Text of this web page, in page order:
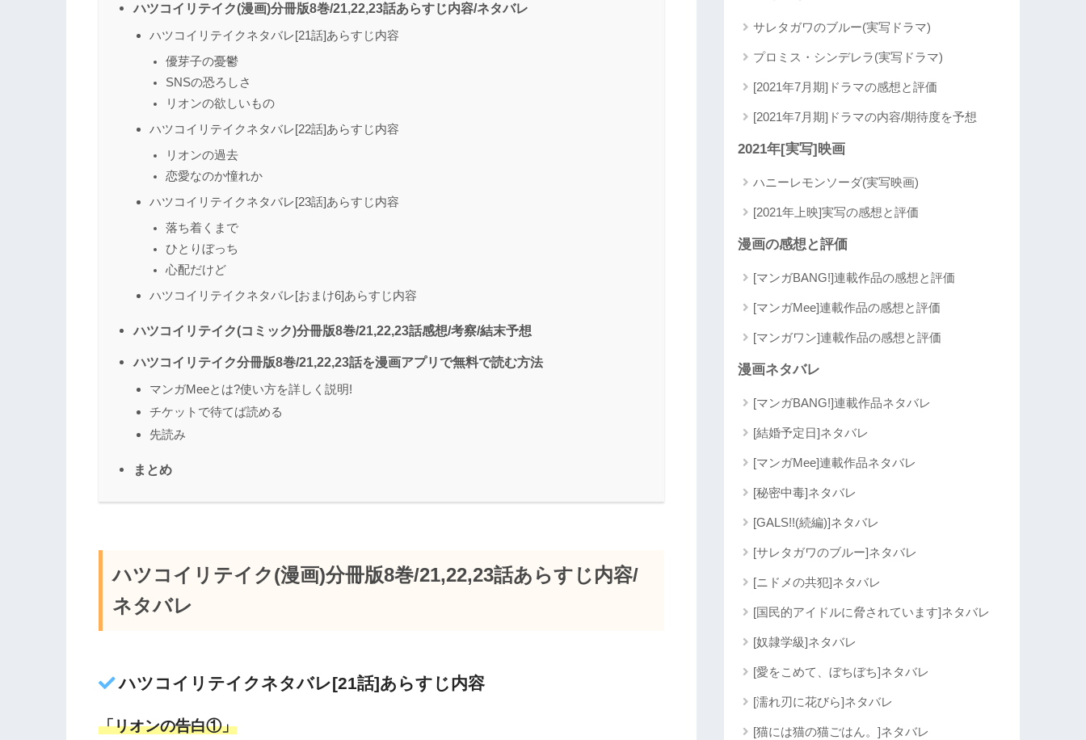
ハツコイリテイク(漫画)分冊版8巻/21,22,23話あらすじ内容/ネタバレ
ハツコイリテイクネタバレ[21話]あらすじ内容
優芽子の憂鬱
SNSの恐ろしさ
リオンの欲しいもの
ハツコイリテイクネタバレ[22話]あらすじ内容
リオンの過去
恋愛なのか憧れか
ハツコイリテイクネタバレ[23話]あらすじ内容
落ち着くまで
ひとりぼっち
心配だけど
ハツコイリテイクネタバレ[おまけ6]あらすじ内容
ハツコイリテイク(コミック)分冊版8巻/21,22,23話感想/考察/結末予想
ハツコイリテイク分冊版8巻/21,22,23話を漫画アプリで無料で読む方法
マンガMeeとは?使い方を詳しく説明!
チケットで待てば読める
先読み
まとめ
ハツコイリテイク(漫画)分冊版8巻/21,22,23話あらすじ内容/
ネタバレ
ハツコイリテイクネタバレ[21話]あらすじ内容
「リオンの告白①」
サレタガワのブルー(実写ドラマ)
プロミス・シンデレラ(実写ドラマ)
[2021年7月期]ドラマの感想と評価
[2021年7月期]ドラマの内容/期待度を予想
2021年[実写]映画
ハニーレモンソーダ(実写映画)
[2021年上映]実写の感想と評価
漫画の感想と評価
[マンガBANG!]連載作品の感想と評価
[マンガMee]連載作品の感想と評価
[マンガワン]連載作品の感想と評価
漫画ネタバレ
[マンガBANG!]連載作品ネタバレ
[結婚予定日]ネタバレ
[マンガMee]連載作品ネタバレ
[秘密中毒]ネタバレ
[GALS!!(続編)]ネタバレ
[サレタガワのブルー]ネタバレ
[ニドメの共犯]ネタバレ
[国民的アイドルに脅されています]ネタバレ
[奴隷学級]ネタバレ
[愛をこめて、ぼちぼち]ネタバレ
[濡れ刃に花びら]ネタバレ
[猫には猫の猫ごはん。]ネタバレ